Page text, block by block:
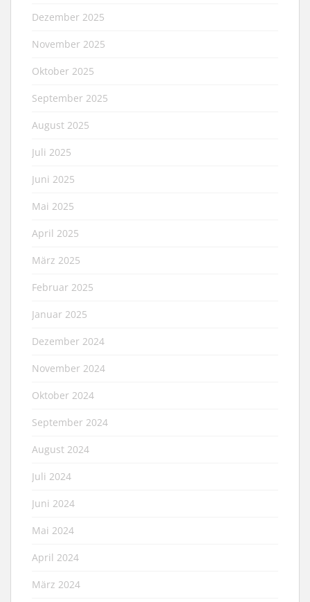
Dezember 2025
November 2025
Oktober 2025
September 2025
August 2025
Juli 2025
Juni 2025
Mai 2025
April 2025
März 2025
Februar 2025
Januar 2025
Dezember 2024
November 2024
Oktober 2024
September 2024
August 2024
Juli 2024
Juni 2024
Mai 2024
April 2024
März 2024